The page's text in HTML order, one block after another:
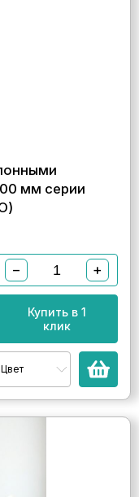
мм серии
− +
Купить в 1
клик
Цвет